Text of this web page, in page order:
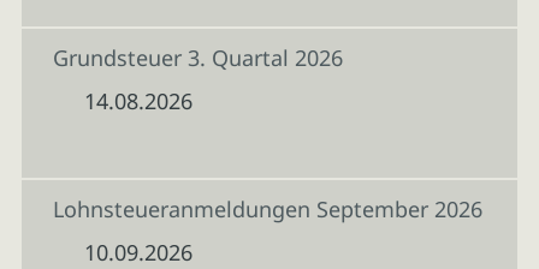
Grundsteuer 3. Quartal 2026
14.08.2026
Lohnsteueranmeldungen September 2026
10.09.2026